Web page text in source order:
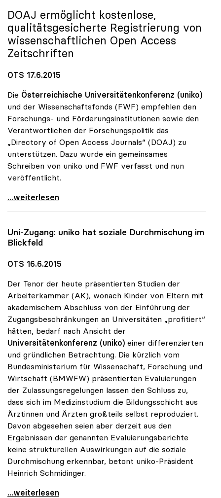
DOAJ ermöglicht kostenlose,
qualitätsgesicherte Registrierung von
wissenschaftlichen Open Access
Zeitschriften
OTS 17.6.2015
Die Österreichische Universitätenkonferenz (uniko)
und der Wissenschaftsfonds (FWF) empfehlen den
Forschungs- und Förderungsinstitutionen sowie den
Verantwortlichen der Forschungspolitik das
„Directory of Open Access Journals“ (DOAJ) zu
unterstützen. Dazu wurde ein gemeinsames
Schreiben von uniko und FWF verfasst und nun
veröffentlicht.
uniko und FWF empfehlen Unterstützung des
...weiterlesen
Uni-Zugang: uniko hat soziale Durchmischung im
Blickfeld
OTS 16.6.2015
Der Tenor der heute präsentierten Studien der
Arbeiterkammer (AK), wonach Kinder von Eltern mit
akademischem Abschluss von der Einführung der
Zugangsbeschränkungen an Universitäten „profitiert“
hätten, bedarf nach Ansicht der
Universitätenkonferenz (uniko) einer differenzierten
und gründlichen Betrachtung. Die kürzlich vom
Bundesministerium für Wissenschaft, Forschung und
Wirtschaft (BMWFW) präsentierten Evaluierungen
der Zulassungsregelungen lassen den Schluss zu,
dass sich im Medizinstudium die Bildungsschicht aus
Ärztinnen und Ärzten großteils selbst reproduziert.
Davon abgesehen seien aber derzeit aus den
Ergebnissen der genannten Evaluierungsberichte
keine strukturellen Auswirkungen auf die soziale
Durchmischung erkennbar, betont uniko-Präsident
Heinrich Schmidinger.
Uni-Zugang: uniko hat soziale Durchmischung im
...weiterlesen